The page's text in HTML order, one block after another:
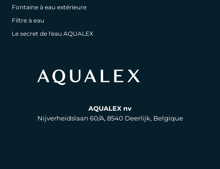
Fontaine à eau extérieure
Filtre à eau
Le secret de l'eau AQUALEX
AQUALEX nv
Nijverheidslaan 60/A, 8540 Deerlijk, Belgique